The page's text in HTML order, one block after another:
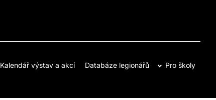
Kalendář výstav a akcí Databáze legionářů Pro školy